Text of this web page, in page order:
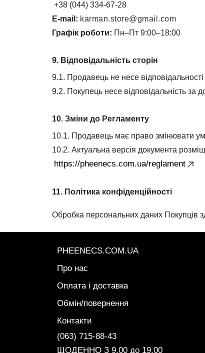
+38 (044) 334-67-28
E-mail: karman.store@gmail.com
Графік роботи: Пн–Пт 9:00–18:00
9. Відповідальність сторін
9.1. Продавець не несе
9.2. Покупець несе відповідальність за
10. Зміни до Регламенту
10.1. Продавець має право змінювати
10.2. Актуальна версія документа
https://pheenecs.com.ua/reglament
11. Політика конфіденційності
Обробка персональних даних Покупців
PHEENECS.COM.UA
Про нас
Оплата і доставка
Обмін/повернення
Контакти
(063) 715-88-43
ЩОДЕННО З 9.00 до 19.00